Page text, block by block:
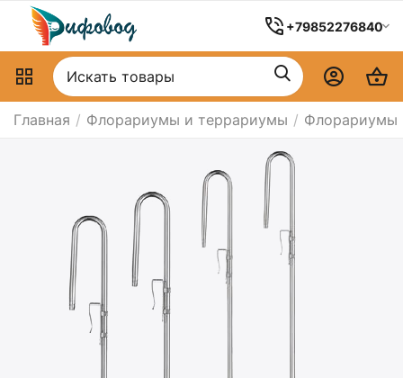
+79852276840
Главная / Флорариумы и террариумы / Флорариумы